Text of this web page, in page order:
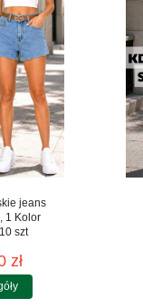
jeans
1 Kolor
szt
zł